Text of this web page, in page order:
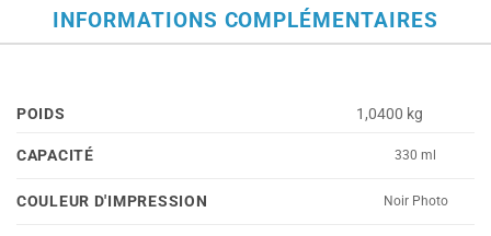
INFORMATIONS COMPLÉMENTAIRES
POIDS 1,0400 kg
CAPACITÉ 330 ml
COULEUR D'IMPRESSION Noir Photo